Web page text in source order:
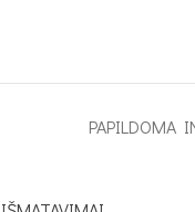
PAPILDOMA